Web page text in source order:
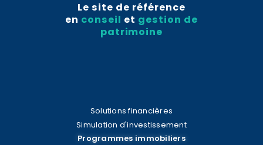
Le site de référence
en conseil et gestion de
patrimoine
Solutions financières
Simulation d'investissement
Programmes immobiliers